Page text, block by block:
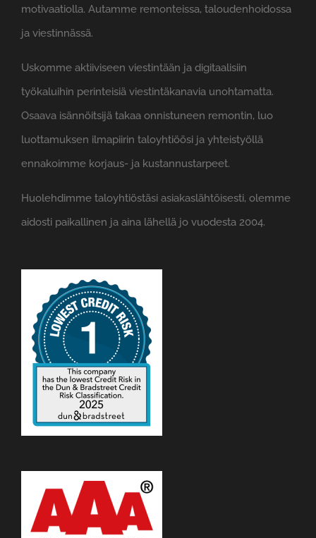
motivaatiolla. Autamme remonteissa, taloudenhoidossa
ja viestinnässä.
Uskomme aktiiviseen viestintään ja digitaalisiin
työkaluihin perinteisiä viestintäkanavia unohtamatta.
Osaava isännöitsijä takaa onnistuneen remontin, luo
luottamuksen ilmapiirin taloyhtiöösi ja yhteistyöllä
ennakoimme korjaus- ja kustannustarpeet.
Huolehdimme taloyhtiöstäsi asiakaslähtöisesti, olemme
aidosti paikallinen ja aina lähellä jo vuodesta 2004.